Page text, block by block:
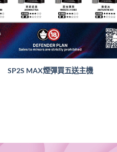
SP2S MAX煙彈買五送主機